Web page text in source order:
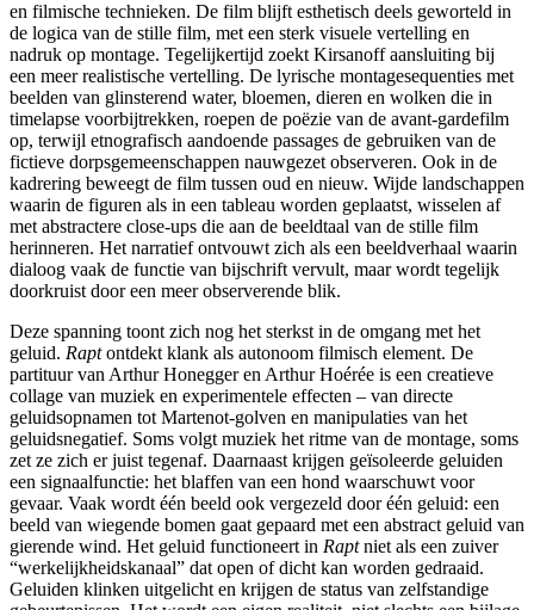
en filmische technieken. De film blijft esthetisch deels geworteld in
de logica van de stille film, met een sterk visuele vertelling en
nadruk op montage. Tegelijkertijd zoekt Kirsanoff aansluiting bij
een meer realistische vertelling. De lyrische montagesequenties met
beelden van glinsterend water, bloemen, dieren en wolken die in
timelapse voorbijtrekken, roepen de poëzie van de avant-gardefilm
op, terwijl etnografisch aandoende passages de gebruiken van de
fictieve dorpsgemeenschappen nauwgezet observeren. Ook in de
kadrering beweegt de film tussen oud en nieuw. Wijde landschappen
waarin de figuren als in een tableau worden geplaatst, wisselen af
met abstractere close-ups die aan de beeldtaal van de stille film
herinneren. Het narratief ontvouwt zich als een beeldverhaal waarin
dialoog vaak de functie van bijschrift vervult, maar wordt tegelijk
doorkruist door een meer observerende blik.
Deze spanning toont zich nog het sterkst in de omgang met het
geluid. Raptontdekt klank als autonoom filmisch element. De
partituur van Arthur Honegger en Arthur Hoérée is een creatieve
collage van muziek en experimentele effecten – van directe
geluidsopnamen tot Martenot-golven en manipulaties van het
geluidsnegatief. Soms volgt muziek het ritme van de montage, soms
zet ze zich er juist tegenaf. Daarnaast krijgen geïsoleerde geluiden
een signaalfunctie: het blaffen van een hond waarschuwt voor
gevaar. Vaak wordt één beeld ook vergezeld door één geluid: een
beeld van wiegende bomen gaat gepaard met een abstract geluid van
gierende wind. Het geluid functioneert in Raptniet als een zuiver
“werkelijkheidskanaal” dat open of dicht kan worden gedraaid.
Geluiden klinken uitgelicht en krijgen de status van zelfstandige